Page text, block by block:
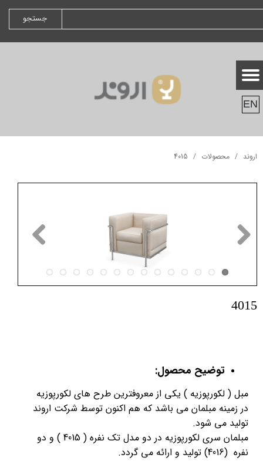
جستجو
EN
اروند محصولات 4015
4015
توضیح محصول:
مبل ( لکورپوزیه ) یکی از معروفترین طرح های لکورپوزیه
در زمینه مبلمان می باشد که هم اکنون توسط شرکت اروند
تولید می شود.
مبلمان سری لکورپوزیه در دو مدل تک نفره ( 4015 ) و دو
نفره (4016) تولید و ارائه می گردد.